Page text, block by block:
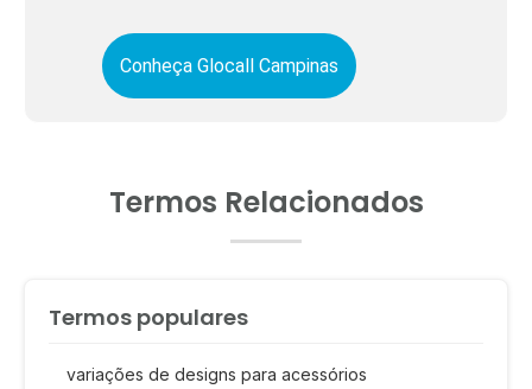
Conheça Glocall Campinas
Termos Relacionados
Termos populares
variações de designs para acessórios